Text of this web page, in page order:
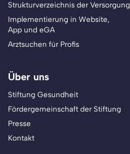
Strukturverzeichnis der Versorgung
Implementierung in Website,
App und eGA
Arztsuchen für Profis
Über uns
Stiftung Gesundheit
Fördergemeinschaft der Stiftung
Presse
Kontakt